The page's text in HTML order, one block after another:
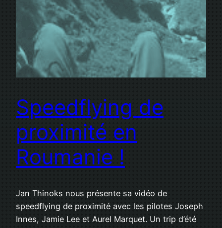
Speedflying de
proximité en
Roumanie !
Jan Thinoks nous présente sa vidéo de
speedflying de proximité avec les pilotes Joseph
Innes, Jamie Lee et Aurel Marquet. Un trip d’été